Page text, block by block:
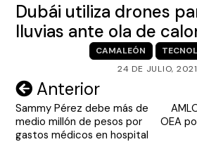
Dubái utiliza drones
lluvias ante ola de
CAMALEÓN
24 DE JULIO, 2021
Navegación
de
entradas
Anterior
Sammy Pérez debe más de
medio millón de pesos por
gastos médicos en hospital
OEA